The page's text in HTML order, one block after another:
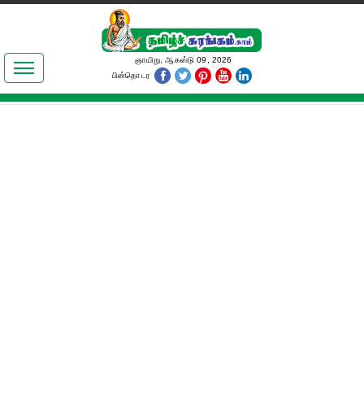
இலக்கியங்கள்
தமிழ் உலகம்
ஞாயிறு, ஆகஸ்டு 09, 2026
பின்தொடர